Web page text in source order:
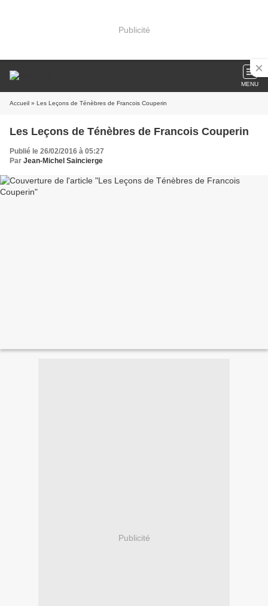
Publicité
MENU
Accueil » Les Leçons de Ténèbres de Francois Couperin
Les Leçons de Ténèbres de Francois Couperin
Publié le 26/02/2016 à 05:27
Par Jean-Michel Saincierge
Publicité